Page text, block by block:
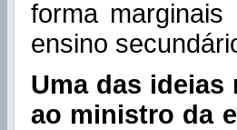
forma
ensino
Uma das ideias
ao ministro da